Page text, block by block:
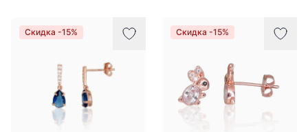
Скидка -15% Скидка -15%